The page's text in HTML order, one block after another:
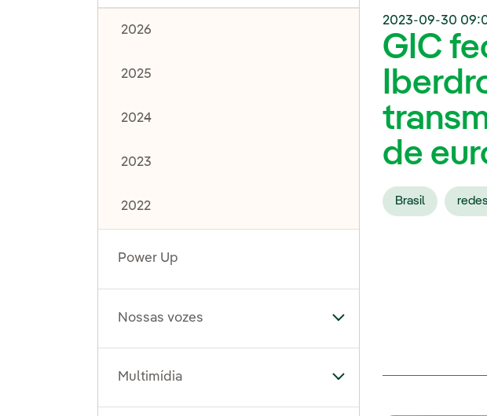
2026
2025
2024
2023
2022
Power Up
Nossas vozes Alternar submenu de
Multimídia Alternar submenu de
2023-09-30
GIC
de
Brasil